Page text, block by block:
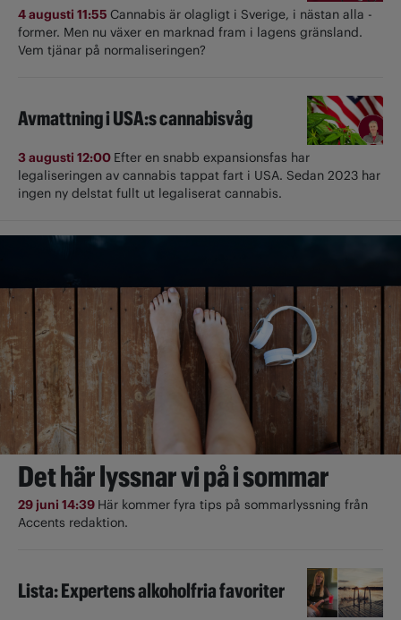
4 augusti 11:55 Cannabis är olagligt i ­Sverige, i nästan alla ­
former. Men nu växer en marknad fram i lagens gränsland.
Vem tjänar på normaliseringen?
Avmattning i USA:s cannabisvåg
3 augusti 12:00 Efter en snabb expansionsfas har
legaliseringen av cannabis tappat fart i USA. Sedan 2023 har
ingen ny delstat fullt ut ­legaliserat cannabis.
Det här lyssnar vi på i sommar
29 juni 14:39 Här kommer fyra tips på sommarlyssning från
Accents redaktion.
Lista: Expertens alkoholfria favoriter